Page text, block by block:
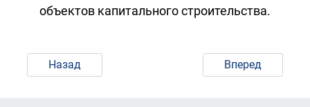
объектов капитального строительства.
Назад Вперед